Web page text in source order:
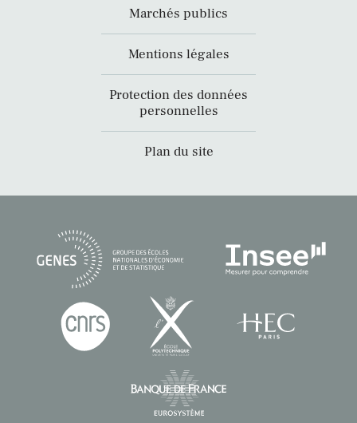
Marchés publics
Mentions légales
Protection des données
personnelles
Plan du site